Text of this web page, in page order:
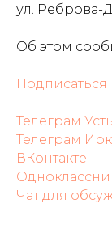
ул. Реброва-
Об этом
Подписаться
Телеграм
Телеграм
ВКонтакте
Чат для